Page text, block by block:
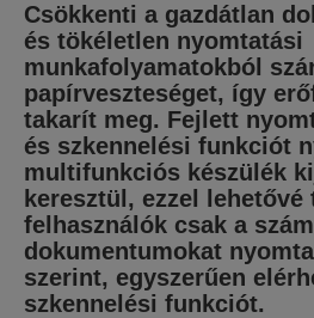
Csökkenti a gazdátlan
és tökéletlen nyomtatási
munkafolyamatokból
papírveszteséget, így
takarít meg. Fejlett
és szkennelési funkciót
multifunkciós készülék
keresztül, ezzel lehetővé
felhasználók csak a
dokumentumokat
szerint, egyszerűen
szkennelési funkciót.